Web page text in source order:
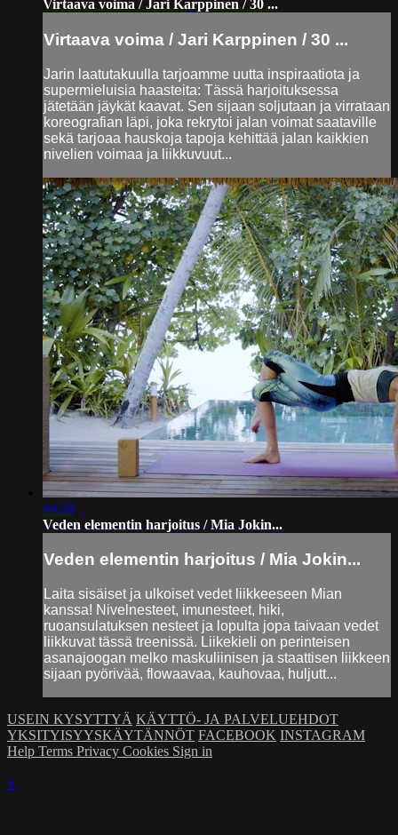
Virtaava voima / Jari Karppinen / 30 ...
Virtaava voima / Jari Karppinen / 30 ...
Jarin laatutakuulla tarjoamme uutta inspiraatiota ja
supermieluisia haasteita: Tässä harjoituksessa
jätetään jäykät kaavat. Sen sijaan soljutaan ja virrataan
koreografian läpi, joka rekrytoi jalan voimat saataville
sekä tarjoaa hauskoja tapoja kehittää jalan kaikkien
nivelien voimaa ja liikkuvuut...
44:58
Veden elementin harjoitus / Mia Jokin...
Veden elementin harjoitus / Mia Jokin...
Laita sisäiset ja ulkoiset vedet liikkeeseen Mian
kanssa! Nivelnesteet, imunesteet, hiki,
ruoansulatuksen nesteet ja lopulta jopa taivaan vedet
liikkuvat tässä treenissä. Liikekieli on perinteisen
asanajoogan melko maskuliinisen ja staattisen liikkeen
sijaan pyörivää, flowaavaa, kauhovaa, huljutt...
USEIN KYSYTTYÄ KÄYTTÖ- JA PALVELUEHDOT
YKSITYISYYSKÄYTÄNNÖT FACEBOOK INSTAGRAM
Help Terms Privacy Cookies Sign in
×